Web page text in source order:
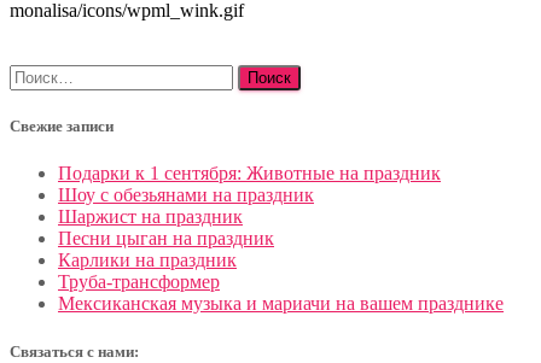
Найти:
Свежие записи
Подарки к 1 сентября: Животные на праздник
Шоу с обезьянами на праздник
Шаржист на праздник
Песни цыган на праздник
Карлики на праздник
Труба-трансформер
Мексиканская музыка и мариачи на вашем празднике
Связаться с нами: